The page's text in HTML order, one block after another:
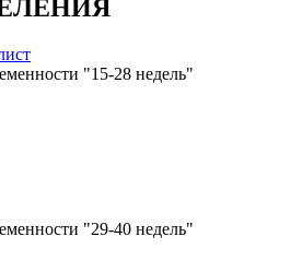
"15-28 недель"
"29-40 недель"